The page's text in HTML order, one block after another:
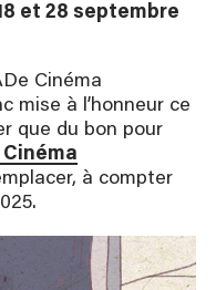
et 28 septembre
Cinéma
mise à l’honneur ce
que du bon pour
Cinéma
à compter